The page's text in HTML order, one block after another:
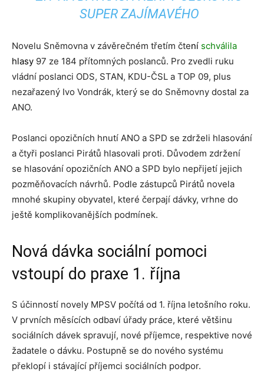
SUPER ZAJÍMAVÉHO
Novelu Sněmovna v závěrečném třetím čtení schválila
hlasy 97 ze 184 přítomných poslanců. Pro zvedli ruku
vládní poslanci ODS, STAN, KDU-ČSL a TOP 09, plus
nezařazený Ivo Vondrák, který se do Sněmovny dostal za
ANO.
Poslanci opozičních hnutí ANO a SPD se zdrželi hlasování
a čtyři poslanci Pirátů hlasovali proti. Důvodem zdržení
se hlasování opozičních ANO a SPD bylo nepřijetí jejich
pozměňovacích návrhů. Podle zástupců Pirátů novela
mnohé skupiny obyvatel, které čerpají dávky, vrhne do
ještě komplikovanějších podmínek.
Nová dávka sociální pomoci
vstoupí do praxe 1. října
S účinností novely MPSV počítá od 1. října letošního roku.
V prvních měsících odbaví úřady práce, které většinu
sociálních dávek spravují, nové příjemce, respektive nové
žadatele o dávku. Postupně se do nového systému
překlopí i stávající příjemci sociálních podpor.